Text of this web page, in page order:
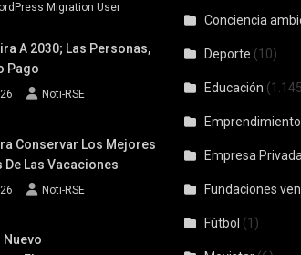
Migration User
A 2030; Las Personas,
Pago
Noti-RSE
Conservar Los Mejores
De Las Vacaciones
Noti-RSE
Nuevo
Conciencia
Deporte (10)
Educación
Emprendimiento
Empresa
Fundaciones
Fútbol (1)